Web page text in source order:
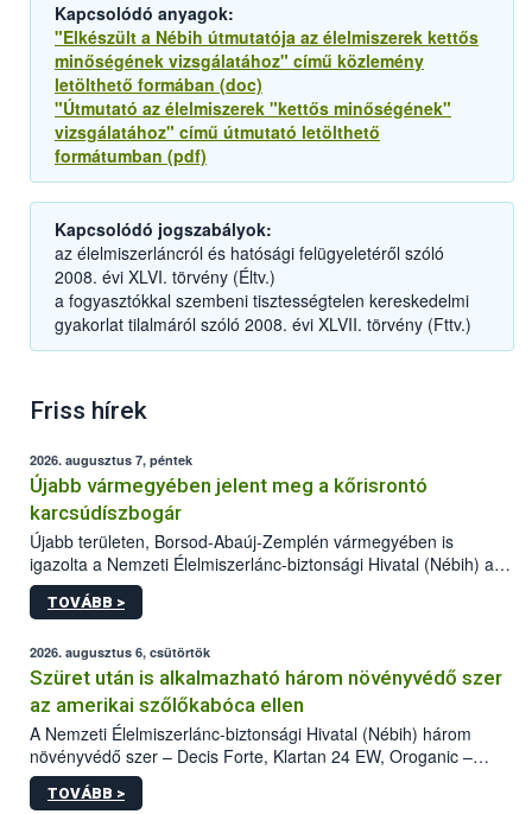
Kapcsolódó anyagok:
"Elkészült a Nébih útmutatója az élelmiszerek kettős
minőségének vizsgálatához" című közlemény
letölthető formában (doc)
"Útmutató az élelmiszerek "kettős minőségének"
vizsgálatához" című útmutató letölthető
formátumban (pdf)
Kapcsolódó jogszabályok:
az élelmiszerláncról és hatósági felügyeletéről szóló
2008. évi XLVI. törvény (Éltv.)
a fogyasztókkal szembeni tisztességtelen kereskedelmi
gyakorlat tilalmáról szóló 2008. évi XLVII. törvény (Fttv.)
Friss hírek
2026. augusztus 7, péntek
Újabb vármegyében jelent meg a kőrisrontó
karcsúdíszbogár
Újabb területen, Borsod-Abaúj-Zemplén vármegyében is
igazolta a Nemzeti Élelmiszerlánc-biztonsági Hivatal (Nébih) a
kőrisrontó karcsúdíszbogár (Agrilus planipennis) jelenlétét. A
kártevőt nem csak színcsapdában találták meg, de már fertőzött
az intenzív felderítést, emellett az intézkedéseket a szlovák
hatósággal is összehangolják a terjedés megállítása érdekében.
TOVÁBB >
2026. augusztus 6, csütörtök
Szüret után is alkalmazható három növényvédő szer
az amerikai szőlőkabóca ellen
A Nemzeti Élelmiszerlánc-biztonsági Hivatal (Nébih) három
növényvédő szer – Decis Forte, Klartan 24 EW, Oroganic –
engedélyokiratát módosította, így azok a szüretet követően,
egészen a vesszőérettség (BBCH 91) stádiumáig
TOVÁBB >